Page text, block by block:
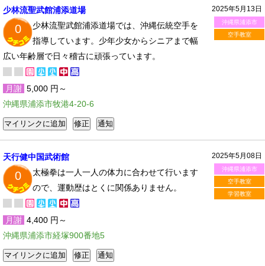
2025年5月13日
沖縄県浦添市
空手教室
少林流聖武館浦添道場
0
少林流聖武館浦添道場では、沖縄伝統空手を
指導しています。少年少女からシニアまで幅
広い年齢層で日々稽古に頑張っています。
月謝 5,000 円～
沖縄県浦添市牧港4-20-6
2025年5月08日
沖縄県浦添市
空手教室
学習教室
天行健中国武術館
0
太極拳は一人一人の体力に合わせて行います
ので、運動歴はとくに関係ありません。
月謝 4,400 円～
沖縄県浦添市経塚900番地5